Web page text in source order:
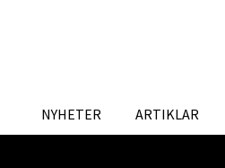
NYHETER ARTIKLAR